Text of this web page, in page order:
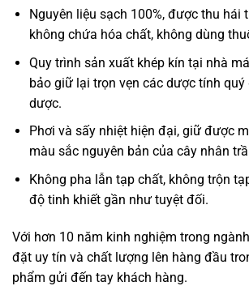
Nguyên liệu sạch 100%, được thu hái
không chứa hóa chất, không dùng
Quy trình sản xuất khép kín tại nhà
bảo giữ lại trọn vẹn các dược tính
dược.
Phơi và sấy nhiệt hiện đại, giữ được
màu sắc nguyên bản của cây nhân
Không pha lẫn tạp chất, không trộn
độ tinh khiết gần như tuyệt đối.
Với hơn 10 năm kinh nghiệm trong
đặt uy tín và chất lượng lên hàng đầu
phẩm gửi đến tay khách hàng.